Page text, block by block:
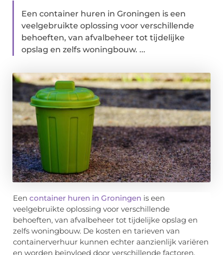
Een container huren in Groningen is een
veelgebruikte oplossing voor verschillende
behoeften, van afvalbeheer tot tijdelijke
opslag en zelfs woningbouw. ...
Een container huren in Groningen is een
veelgebruikte oplossing voor verschillende
behoeften, van afvalbeheer tot tijdelijke opslag en
zelfs woningbouw. De kosten en tarieven van
containerverhuur kunnen echter aanzienlijk variëren
en worden beïnvloed door verschillende factoren.